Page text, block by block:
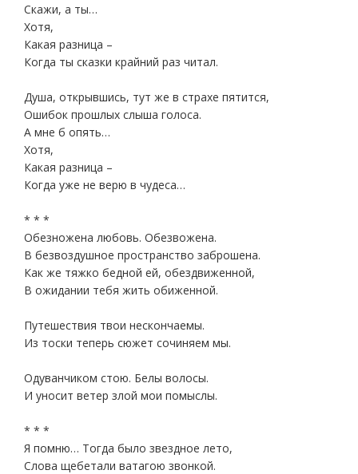
Скажи, а ты…
Хотя,
Какая разница –
Когда ты сказки крайний раз читал.
Душа, открывшись, тут же в страхе пятится,
Ошибок прошлых слыша голоса.
А мне б опять…
Хотя,
Какая разница –
Когда уже не верю в чудеса…
* * *
Обезножена любовь. Обезвожена.
В безвоздушное пространство заброшена.
Как же тяжко бедной ей, обездвиженной,
В ожидании тебя жить обиженной.
Путешествия твои нескончаемы.
Из тоски теперь сюжет сочиняем мы.
Одуванчиком стою. Белы волосы.
И уносит ветер злой мои помыслы.
* * *
Я помню… Тогда было звездное лето,
Слова щебетали ватагою звонкой.